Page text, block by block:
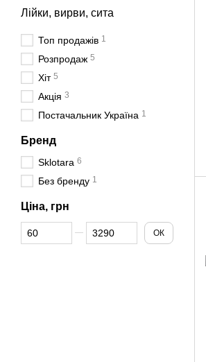
Лійки, вирви, сита
Топ продажів 1
Розпродаж 5
Хіт 5
Акція 3
Постачальник Україна 1
Бренд
Sklotara 6
Без бренду 1
Ціна, грн
Від Ціна, грн
До Ціна, грн ОК